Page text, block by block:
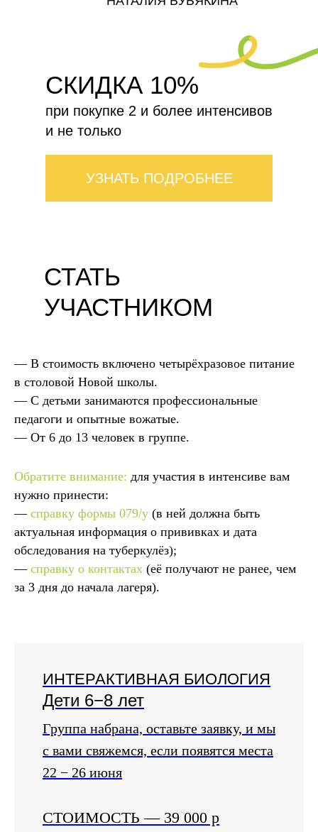
СКИДКА 10%
УЗНАТЬ ПОДРОБНЕЕ
при покупке 2 и более интенсивов
и не только
СТАТЬ
УЧАСТНИКОМ
— В стоимость включено четырёхразовое питание
в столовой Новой школы.
— С детьми занимаются профессиональные
педагоги и опытные вожатые.
— От 6 до 13 человек в группе.
Обратите внимание: для участия в интенсиве вам
нужно принести:
— справку формы 079/у (в ней должна быть
актуальная информация о прививках и дата
обследования на туберкулёз);
— справку о контактах (её получают не ранее, чем
за 3 дня до начала лагеря).
ИНТЕРАКТИВНАЯ БИОЛОГИЯ
Дети 6−8 лет
Группа набрана, оставьте заявку, и мы
с вами свяжемся, если появятся места
22 − 26 июня
СТОИМОСТЬ— 39 000 р